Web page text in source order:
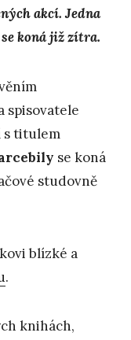
akcí. Jedna
koná již zítra.
spisovatele
s titulem
y se koná
studovně
blízké a
.
knihách,